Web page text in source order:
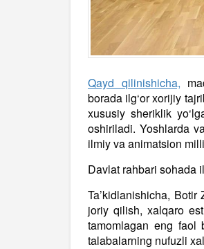
Qayd qilinishicha,
borada ilg‘or xorijiy
xususiy sheriklik
oshiriladi. Yoshlarda
ilmiy va animatsion
Davlat rahbari sohada
Ta’kidlanishicha,
joriy qilish, xalqaro
tamomlagan eng faol
talabalarning nufuzli